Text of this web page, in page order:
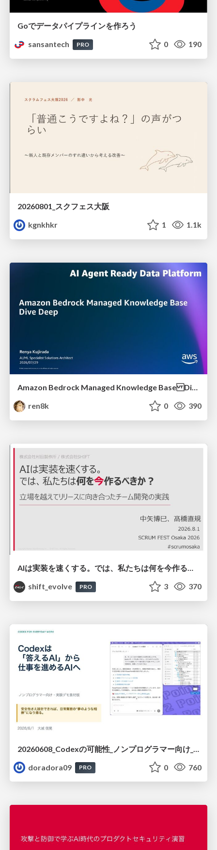
Goでデータパイプラインを作ろう
sansantech
PRO 0 190
20260801_スクフェス大阪
kgnkhkr
1 1.1k
ren8k
0 390
AIは実装を速くする。では、私たちは何を今作るべきか？－立場を越えてリリースに向き合ったチーム開発の実践 / 20260801 Hiromi Nakaya and Naoki Takahashi
shift_evolve
PRO 3 370
doradora09
PRO 0 760